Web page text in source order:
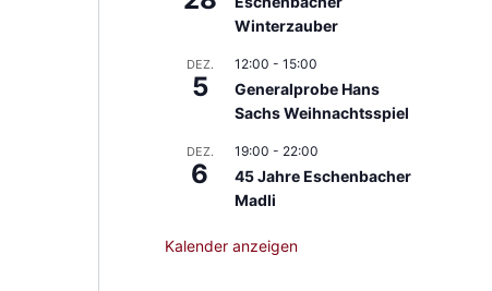
Winterzauber
DEZ.
5
12:00 - 15:00
Generalprobe Hans
Sachs Weihnachtsspiel
DEZ.
6
19:00 - 22:00
45 Jahre Eschenbacher
Madli
Kalender anzeigen